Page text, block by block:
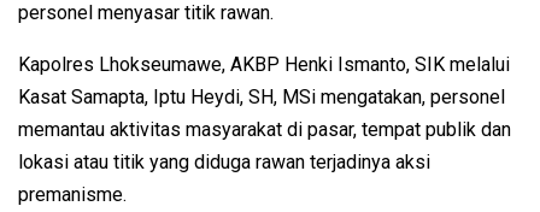
personel menyasar titik rawan.
Kapolres Lhokseumawe, AKBP Henki Ismanto, SIK melalui
Kasat Samapta, Iptu Heydi, SH, MSi mengatakan, personel
memantau aktivitas masyarakat di pasar, tempat publik dan
lokasi atau titik yang diduga rawan terjadinya aksi
premanisme.